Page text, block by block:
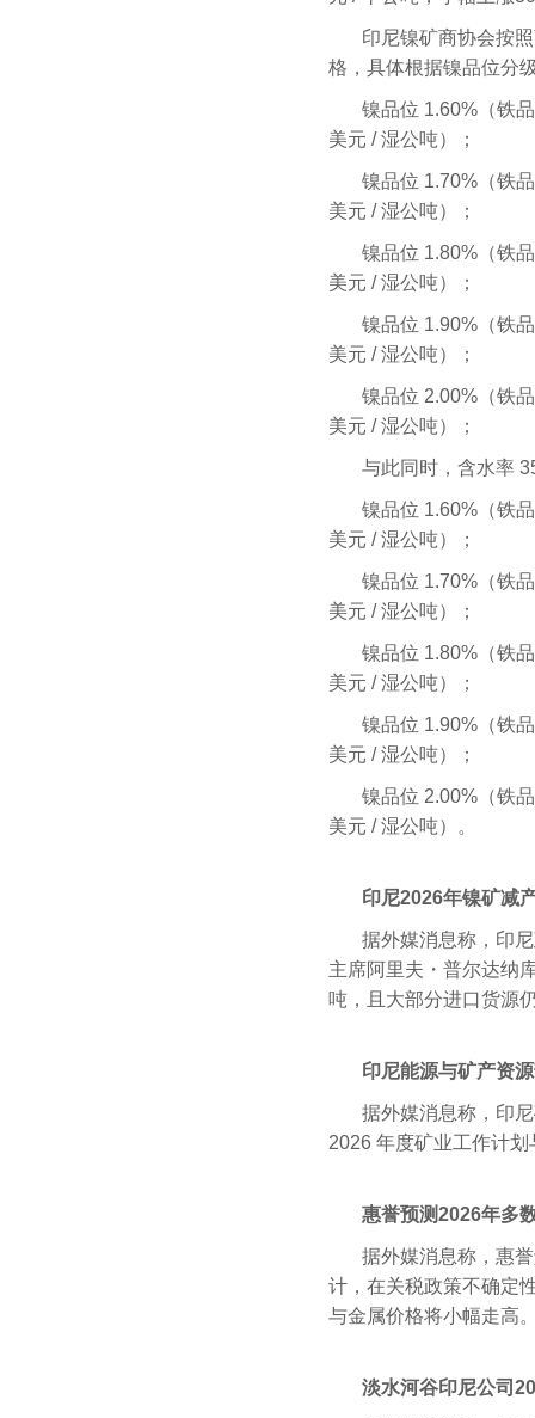
印尼镍矿商协会按
格，具体根据镍品位分
镍品位 1.60%（铁
美元 / 湿公吨）；
镍品位 1.70%（铁
美元 / 湿公吨）；
镍品位 1.80%（铁
美元 / 湿公吨）；
镍品位 1.90%（铁
美元 / 湿公吨）；
镍品位 2.00%（铁
美元 / 湿公吨）；
与此同时，含水率
镍品位 1.60%（铁
美元 / 湿公吨）；
镍品位 1.70%（铁
美元 / 湿公吨）；
镍品位 1.80%（铁
美元 / 湿公吨）；
镍品位 1.90%（铁
美元 / 湿公吨）；
镍品位 2.00%（铁
美元 / 湿公吨）。
印尼2026年镍矿减
据外媒消息称，印
主席阿里夫・普尔达纳
吨，且大部分进口货源
印尼能源与矿产资
据外媒消息称，印
2026 年度矿业工作计
惠誉预测2026年多
据外媒消息称，惠
计，在关税政策不确定
与金属价格将小幅走高
淡水河谷印尼公司